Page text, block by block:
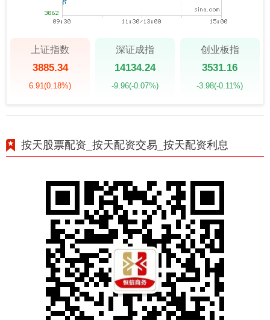
上证指数
3885.34
6.91(0.18%)
深证成指
14134.24
-9.96(-0.07%)
创业板指
3531.16
-3.98(-0.11%)
按天股票配资_按天配资交易_按天配资利息